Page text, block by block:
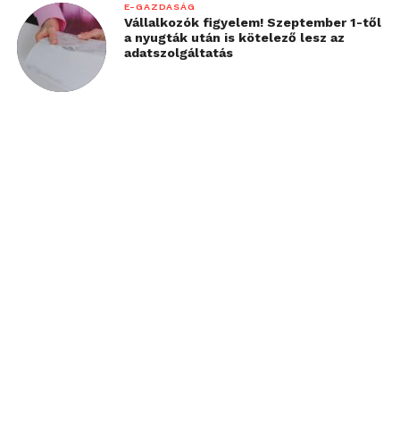
E-GAZDASÁG
Vállalkozók figyelem! Szeptember 1-től
a nyugták után is kötelező lesz az
adatszolgáltatás